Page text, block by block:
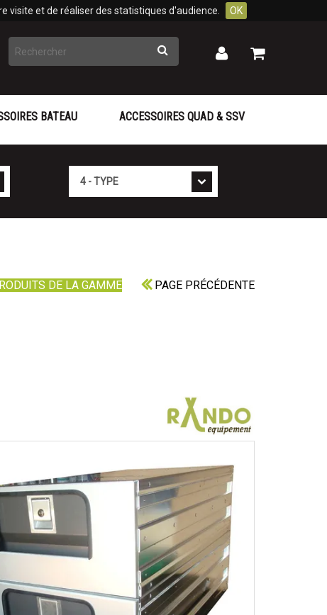
visite et de réaliser des statistiques d'audience. OK
Rechercher Mon
Mon
BATEAU ACCESSOIRES QUAD & SSV
DE LA GAMME PAGE PRÉCÉDENTE